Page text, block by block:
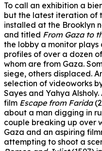
To call an exhibition a
but the latest iteration of
installed at the Brooklyn
and titled From Gaza to
the lobby a monitor
profiles of over a dozen
whom are from Gaza.
siege, others displaced.
selection of videoworks
Sayes and Yahya
film Escape from Farida
about a man digging in
couple breaking up over
Gaza and an aspiring
attempting to shoot a